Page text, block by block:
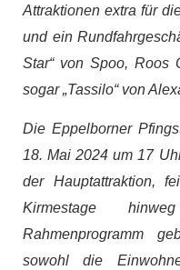
Attraktionen extra für
und ein
Star“ von Spoo, Roos
sogar „Tassilo“ von
Die Eppelborner
18. Mai 2024 um 17
der Hauptattraktion,
Kirmestage
Rahmenprogramm
sowohl die